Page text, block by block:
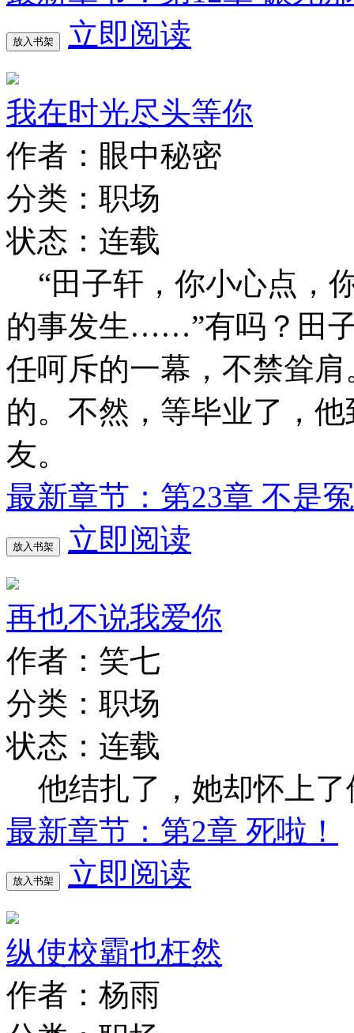
放入书架 立即阅读
我在时光尽头等你
作者：眼中秘密
分类：职场
状态：连载
“田子轩，你小心点，
的事发生……”有吗？田
任呵斥的一幕，不禁耸
的。不然，等毕业了，
友。
最新章节：第23章 不是
放入书架 立即阅读
再也不说我爱你
作者：笑七
分类：职场
状态：连载
他结扎了，她却怀上
最新章节：第2章 死啦！
放入书架 立即阅读
纵使校霸也枉然
作者：杨雨